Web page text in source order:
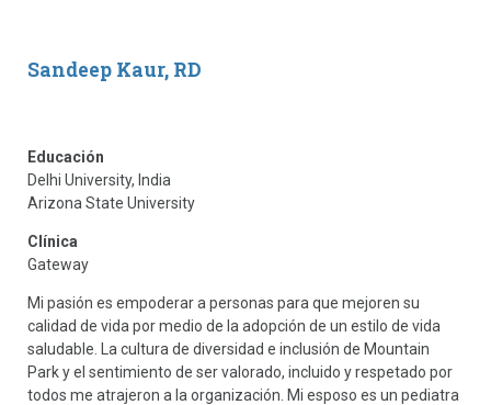
Sandeep Kaur, RD
Educación
Delhi University, India
Arizona State University
Clínica
Gateway
Mi pasión es empoderar a personas para que mejoren su
calidad de vida por medio de la adopción de un estilo de vida
saludable. La cultura de diversidad e inclusión de Mountain
Park y el sentimiento de ser valorado, incluido y respetado por
todos me atrajeron a la organización. Mi esposo es un pediatra